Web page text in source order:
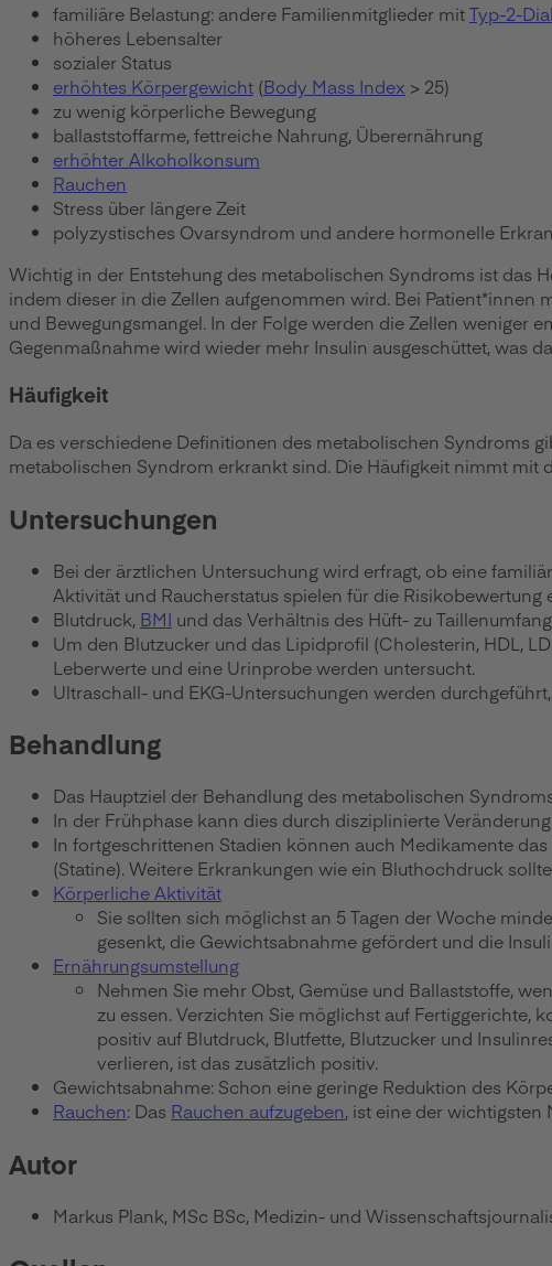
familiäre Belastung: andere Familienmitglieder mitTyp-2-
höheres Lebensalter
sozialer Status
erhöhtes Körpergewicht (Body Mass Index > 25)
zu wenig körperliche Bewegung
ballaststoffarme, fettreiche Nahrung, Überernährung
erhöhter Alkoholkonsum
Rauchen
Stress über längere Zeit
polyzystisches Ovarsyndrom und andere hormonelle
Wichtig in der Entstehung des metabolischen Syndroms ist das
indem dieser in die Zellen aufgenommen wird. Bei
und Bewegungsmangel. In der Folge werden die Zellen weniger
Gegenmaßnahme wird wieder mehr Insulin ausgeschüttet, was
Häufigkeit
Da es verschiedene Definitionen des metabolischen Syndroms
metabolischen Syndrom erkrankt sind. Die Häufigkeit nimmt mit
Untersuchungen
Bei der ärztlichen Untersuchung wird erfragt, ob eine
Aktivität und Raucherstatus spielen für die Risikobewertung
Blutdruck, BMI und das Verhältnis des Hüft- zu
Um den Blutzucker und das Lipidprofil (Cholesterin, HDL,
Leberwerte und eine Urinprobe werden untersucht.
Ultraschall- und EKG-Untersuchungen werden
Behandlung
Das Hauptziel der Behandlung des metabolischen
In der Frühphase kann dies durch disziplinierte
In fortgeschrittenen Stadien können auch Medikamente
(Statine). Weitere Erkrankungen wie ein Bluthochdruck
Körperliche Aktivität
Sie sollten sich möglichst an 5 Tagen der Woche
gesenkt, die Gewichtsabnahme gefördert und die
Ernährungsumstellung
Nehmen Sie mehr Obst, Gemüse und Ballaststoffe,
zu essen. Verzichten Sie möglichst auf Fertiggerichte,
positiv auf Blutdruck, Blutfette, Blutzucker und
verlieren, ist das zusätzlich positiv.
Gewichtsabnahme: Schon eine geringe Reduktion des
Rauchen: Das Rauchen aufzugeben, ist eine der wichtigsten
Autor
Markus Plank, MSc BSc, Medizin- und